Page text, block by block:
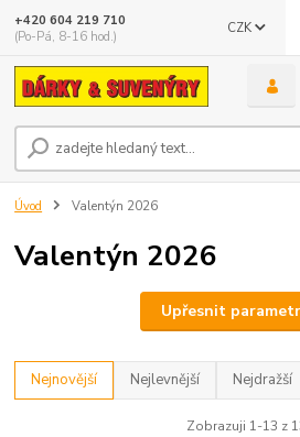
CZK
+420 604 219 710
(Po-Pá, 8-16 hod.)
Úvod Valentýn 2026
Valentýn 2026
Upřesnit
Nejnovější Nejlevnější Nejdražší
Zobrazuji 1-13 z